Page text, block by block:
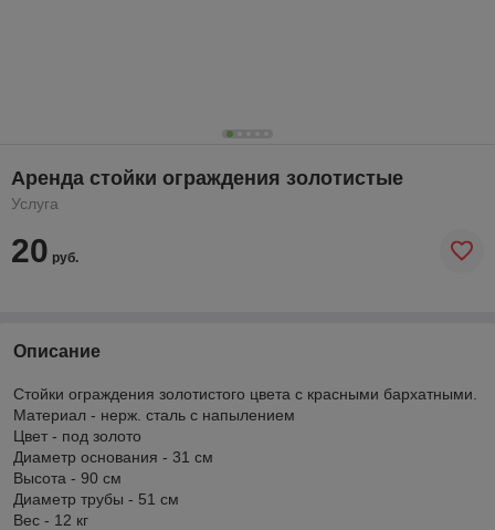
Аренда стойки ограждения золотистые
Услуга
20 руб.
Описание
Стойки ограждения золотистого цвета с красными бархатными.
Материал - нерж. сталь с напылением
Цвет - под золото
Диаметр основания - 31 см
Высота - 90 см
Диаметр трубы - 51 см
Вес - 12 кг